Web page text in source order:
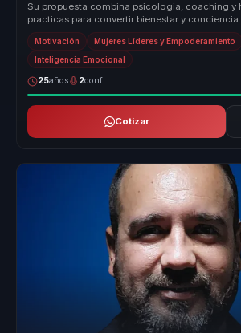
Su propuesta combina psicologia, coaching y
practicas para convertir bienestar y
liderazgo mas c...
Motivación Mujeres Líderes y Empoderamiento
Inteligencia Emocional
25años 2conf.
Cotizar